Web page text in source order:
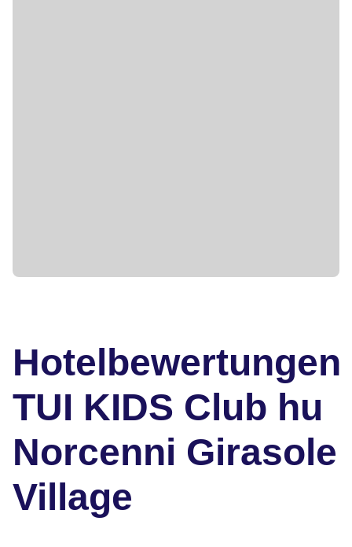
Hotelbewertungen
TUI KIDS Club hu
Norcenni Girasole
Village